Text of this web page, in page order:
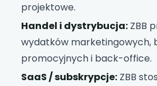
projektowe.
Handel i dystrybucja: ZBB
wydatków marketingowych,
promocyjnych i back-office.
SaaS / subskrypcje: ZBB